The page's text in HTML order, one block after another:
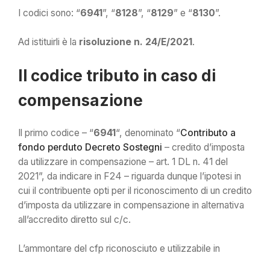
I codici sono: “6941 ”, “8128”, “8129” e “8130”.
Ad istituirli è la risoluzione n. 24/E/2021.
Il codice tributo in caso di
compensazione
Il primo codice – “6941“, denominato “Contributo a
fondo perduto Decreto Sostegni – credito d’imposta
da utilizzare in compensazione – art. 1 DL n. 41 del
2021”, da indicare in F24 – riguarda dunque l’ipotesi in
cui il contribuente opti per il riconoscimento di un credito
d’imposta da utilizzare in compensazione in alternativa
all’accredito diretto sul c/c.
L’ammontare del cfp riconosciuto e utilizzabile in